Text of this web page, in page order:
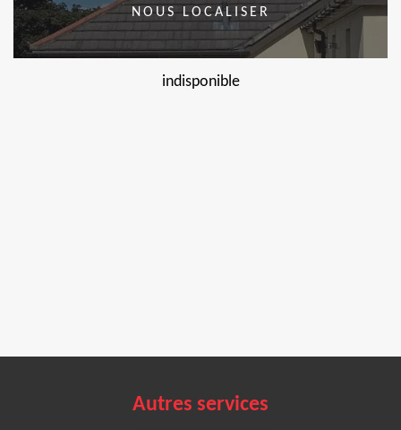
NOUS LOCALISER
indisponible
Autres services